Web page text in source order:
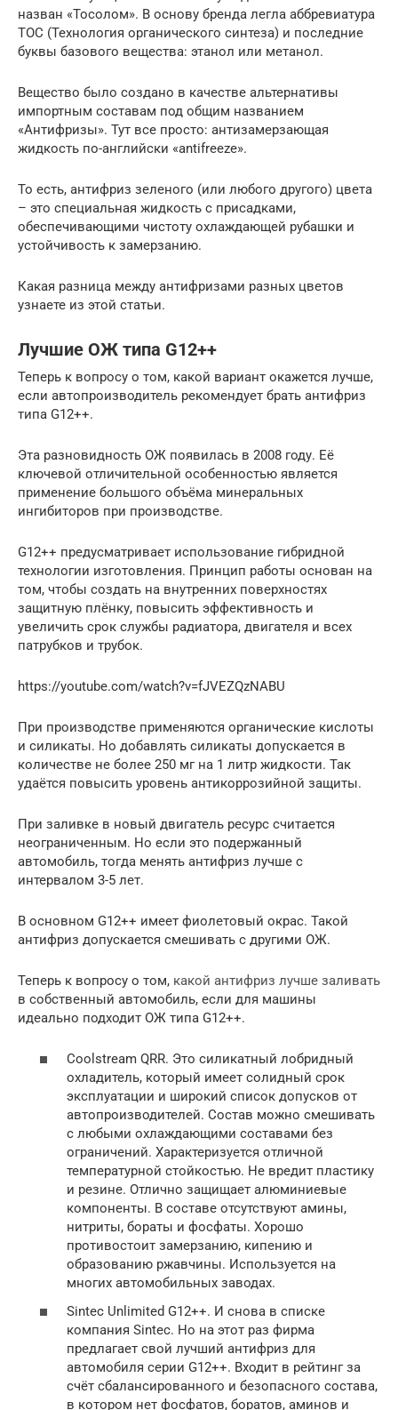
назван «Тосолом». В основу бренда легла аббревиатура
ТОС (Технология органического синтеза) и последние
буквы базового вещества: этанол или метанол.
Вещество было создано в качестве альтернативы
импортным составам под общим названием
«Антифризы». Тут все просто: антизамерзающая
жидкость по-английски «antifreeze».
То есть, антифриз зеленого (или любого другого) цвета
– это специальная жидкость с присадками,
обеспечивающими чистоту охлаждающей рубашки и
устойчивость к замерзанию.
Какая разница между антифризами разных цветов
узнаете из этой статьи.
Лучшие ОЖ типа G12++
Теперь к вопросу о том, какой вариант окажется лучше,
если автопроизводитель рекомендует брать антифриз
типа G12++.
Эта разновидность ОЖ появилась в 2008 году. Её
ключевой отличительной особенностью является
применение большого объёма минеральных
ингибиторов при производстве.
G12++ предусматривает использование гибридной
технологии изготовления. Принцип работы основан на
том, чтобы создать на внутренних поверхностях
защитную плёнку, повысить эффективность и
увеличить срок службы радиатора, двигателя и всех
патрубков и трубок.
https://youtube.com/watch?v=fJVEZQzNABU
При производстве применяются органические кислоты
и силикаты. Но добавлять силикаты допускается в
количестве не более 250 мг на 1 литр жидкости. Так
удаётся повысить уровень антикоррозийной защиты.
При заливке в новый двигатель ресурс считается
неограниченным. Но если это подержанный
автомобиль, тогда менять антифриз лучше с
интервалом 3-5 лет.
В основном G12++ имеет фиолетовый окрас. Такой
антифриз допускается смешивать с другими ОЖ.
Теперь к вопросу о том, какой антифриз лучше заливать
в собственный автомобиль, если для машины
идеально подходит ОЖ типа G12++.
Coolstream QRR. Это силикатный лобридный
охладитель, который имеет солидный срок
эксплуатации и широкий список допусков от
автопроизводителей. Состав можно смешивать
с любыми охлаждающими составами без
ограничений. Характеризуется отличной
температурной стойкостью. Не вредит пластику
и резине. Отлично защищает алюминиевые
компоненты. В составе отсутствуют амины,
нитриты, бораты и фосфаты. Хорошо
противостоит замерзанию, кипению и
образованию ржавчины. Используется на
многих автомобильных заводах.
Sintec Unlimited G12++. И снова в списке
компания Sintec. Но на этот раз фирма
предлагает свой лучший антифриз для
автомобиля серии G12++. Входит в рейтинг за
счёт сбалансированного и безопасного состава,
в котором нет фосфатов, боратов, аминов и